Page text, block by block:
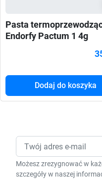
Pasta
Endorfy Pactum 1 4g
Dodaj do koszyka
Możesz zrezygnować w
szczegóły w naszej